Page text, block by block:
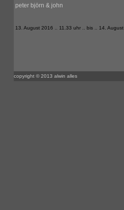
peter björn & john
13. August 2016 .. 11.33 uhr .. bis .. 14.
copyright © 2013 alwin alles